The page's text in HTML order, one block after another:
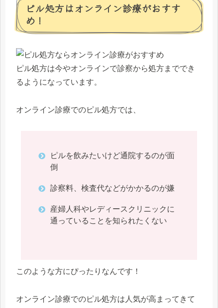
ピル処方はオンライン診療がおすす
め！
ピル処方は今やオンラインで診察から処方まででき
るようになっています。
オンライン診療でのピル処方では、
ピルを飲みたいけど通院するのが面
倒
診察料、検査代などがかかるのが嫌
産婦人科やレディースクリニックに
通っていることを知られたくない
このような方にぴったりなんです！
オンライン診療でのピル処方は人気が高まってきて